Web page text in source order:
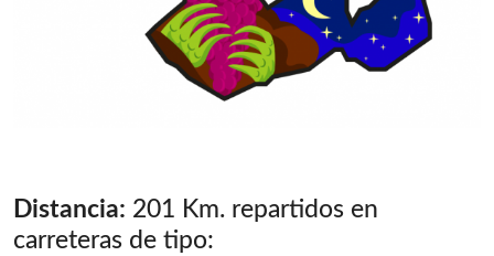
Distancia: 201 Km. repartidos en
carreteras de tipo: